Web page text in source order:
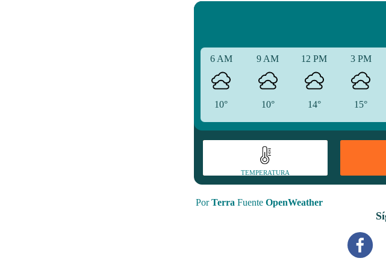
6 AM
10°
9 AM
10°
12 PM
14°
3 PM
15°
TEMPERATURA
PorTerra Fuente OpenWeather